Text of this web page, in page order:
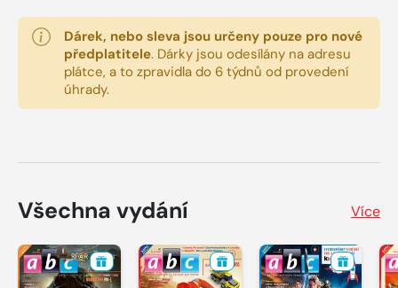
Dárek, nebo sleva jsou určeny pouze pro nové
předplatitele. Dárky jsou odesílány na adresu
plátce, a to zpravidla do 6 týdnů od provedení
úhrady.
Všechna vydání Více